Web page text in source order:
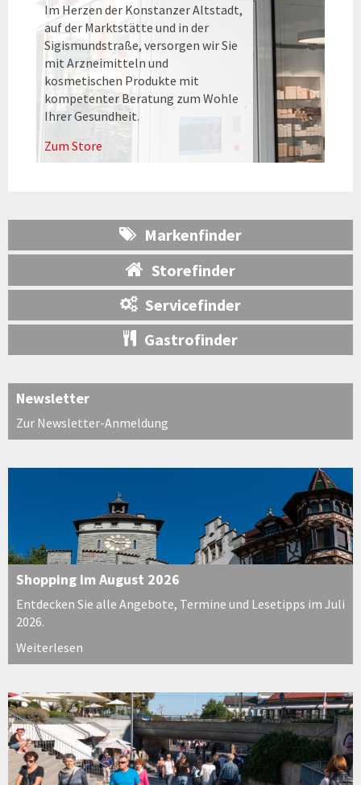
Im Herzen der Konstanzer Altstadt,
auf der Marktstätte und in der
Sigismundstraße, versorgen wir Sie
mit Arzneimitteln und
kosmetischen Produkte mit
kompetenter Beratung zum Wohle
Ihrer Gesundheit.
Zum Store
Markenfinder
Storefinder
Servicefinder
Gastrofinder
Newsletter
Zur Newsletter-Anmeldung
Shopping im August 2026
Entdecken Sie alle Angebote, Termine und Lesetipps im Juli
2026.
Weiterlesen